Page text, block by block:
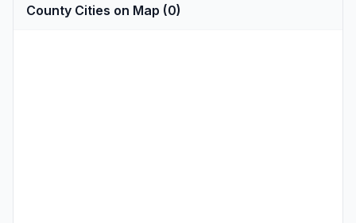
County Cities on Map (0)